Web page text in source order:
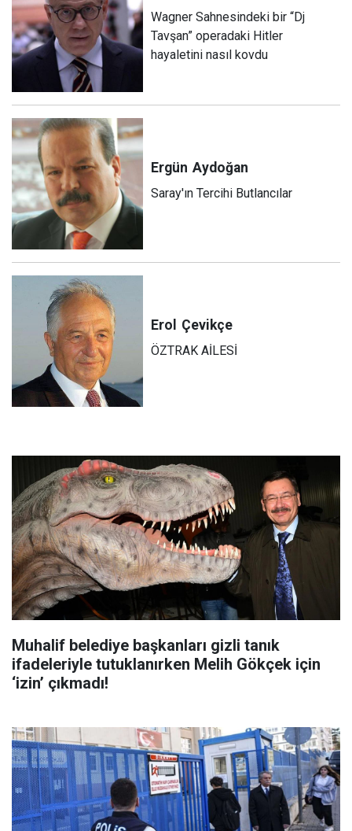
Wagner Sahnesindeki bir “Dj
Tavşan” operadaki Hitler
hayaletini nasıl kovdu
Ergün Aydoğan
Saray'ın Tercihi Butlancılar
Erol Çevikçe
ÖZTRAK AİLESİ
Muhalif belediye başkanları gizli tanık
ifadeleriyle tutuklanırken Melih Gökçek için
‘izin’ çıkmadı!